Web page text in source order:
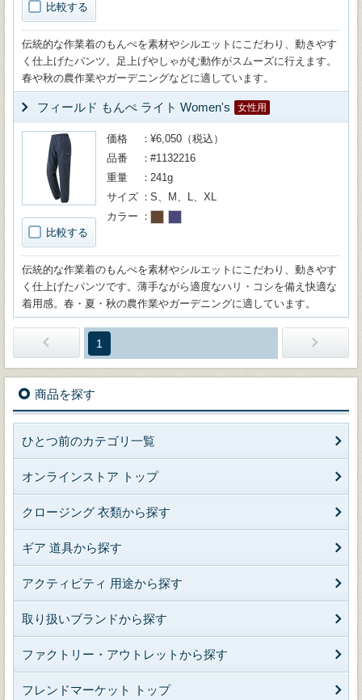
比較する
伝統的な作業着のもんぺを素材やシルエットにこだわり、動きやす
く仕上げたパンツ。足上げやしゃがむ動作がスムーズに行えます。
春や秋の農作業やガーデニングなどに適しています。
フィールド もんぺ ライト Women's 女性用
比較する
価格
¥6,050（税込）
品番
#1132216
重量
241g
サイズ
S、M、L、XL
カラー
伝統的な作業着のもんぺを素材やシルエットにこだわり、動きやす
く仕上げたパンツです。薄手ながら適度なハリ・コシを備え快適な
着用感。春・夏・秋の農作業やガーデニングに適しています。
1
商品を探す
ひとつ前のカテゴリ一覧
オンラインストア トップ
クロージング 衣類から探す
ギア 道具から探す
アクティビティ 用途から探す
取り扱いブランドから探す
ファクトリー・アウトレットから探す
フレンドマーケット トップ